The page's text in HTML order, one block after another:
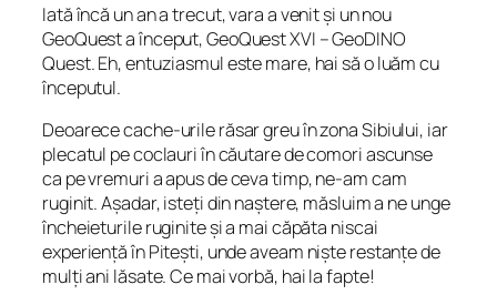
Iată încă un an a trecut, vara a venit și un nou
GeoQuest a început, GeoQuest XVI – GeoDINO
Quest. Eh, entuziasmul este mare, hai să o luăm cu
începutul.
Deoarece cache-urile răsar greu în zona Sibiului, iar
plecatul pe coclauri în căutare de comori ascunse
ca pe vremuri a apus de ceva timp, ne-am cam
ruginit. Așadar, isteți din naștere, măsluim a ne unge
încheieturile ruginite și a mai căpăta niscai
experiență în Pitești, unde aveam niște restanțe de
mulți ani lăsate. Ce mai vorbă, hai la fapte!